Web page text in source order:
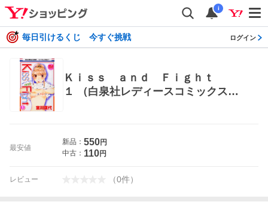
i
毎日引けるくじ 今すぐ挑戦 ログイン
Ｋｉｓｓ ａｎｄ Ｆｉｇｈｔ
１ （白泉社レディースコミックス）
最安値
新品： 550円
中古： 110円
レビュー （0件）